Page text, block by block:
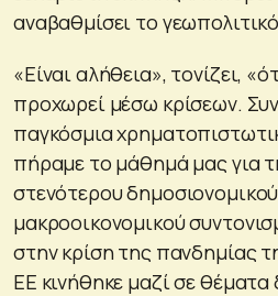
αναβαθμίσει το
«Είναι αλήθεια», τονίζει,
προχωρεί μέσω κρίσεων.
παγκόσμια
πήραμε το μάθημά μας για
στενότερου
μακροοικονομικού
στην κρίση της πανδημίας
ΕΕ κινήθηκε μαζί σε θέματα